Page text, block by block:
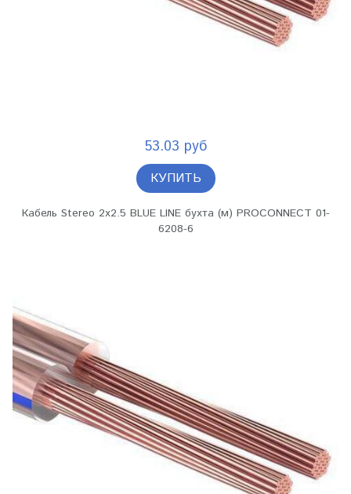
53.03 руб
КУПИТЬ
Кабель Stereo 2х2.5 BLUE LINE бухта (м) PROCONNECT 01-
6208-6